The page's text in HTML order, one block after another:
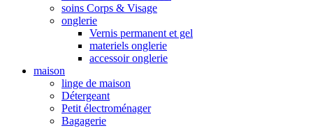
soins Corps & Visage
onglerie
Vernis permanent et gel
materiels onglerie
accessoir onglerie
maison
linge de maison
Détergeant
Petit électroménager
Bagagerie